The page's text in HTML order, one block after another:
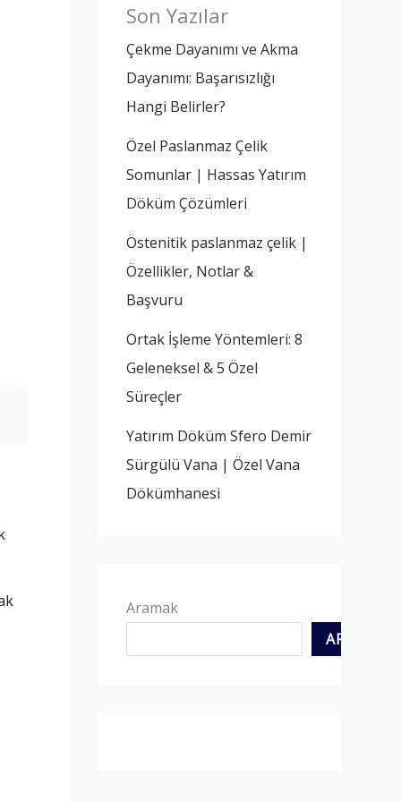
Son Yazılar
Çekme Dayanımı ve Akma
Dayanımı: Başarısızlığı
Hangi Belirler?
Özel Paslanmaz Çelik
Somunlar | Hassas Yatırım
Döküm Çözümleri
Östenitik paslanmaz çelik |
Özellikler, Notlar &
Başvuru
Ortak İşleme Yöntemleri: 8
Geleneksel & 5 Özel
Süreçler
Yatırım Döküm Sfero Demir
Sürgülü Vana | Özel Vana
Dökümhanesi
Aramak
ARAMAK